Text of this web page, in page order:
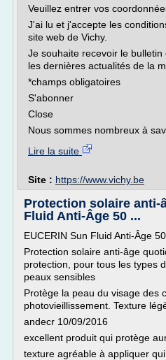
Veuillez entrer vos
J'ai lu et j'accepte les
site web de Vichy.
Je souhaite recevoir le
les dernières actualités de la
*champs obligatoires
S'abonner
Close
Nous sommes nombreux à
Lire la suite
Site : https://www.vichy.be
Protection solaire anti-
Fluid Anti-Âge 50 ...
EUCERIN Sun Fluid Anti-Âge 50
Protection solaire anti-âge
protection, pour tous les types
peaux sensibles
Protège la peau du visage des
photovieillissement. Texture
andecr 10/09/2016
excellent produit qui protège
texture agréable à appliquer